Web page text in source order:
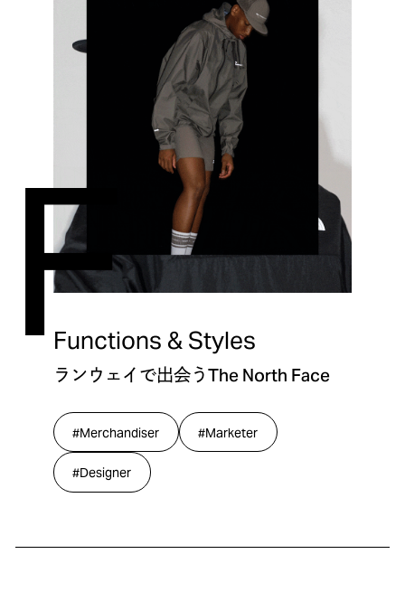
F
Functions & Styles
ランウェイで出会うThe North Face
#Merchandiser #Marketer
#Designer